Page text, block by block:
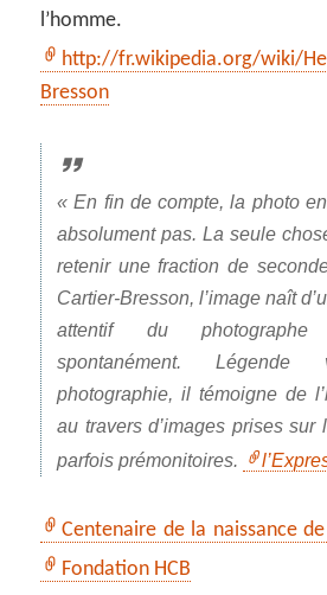
l’homme.
http://fr.wikipedia.org/wiki/
Bresson
« En fin de compte, la photo
absolument pas. La seule
retenir une fraction de
Cartier-Bresson, l’image naît
attentif du
spontanément.
photographie, il témoigne de
au travers d’images prises sur
parfois prémonitoires.
Centenaire de la naissance
Fondation HCB